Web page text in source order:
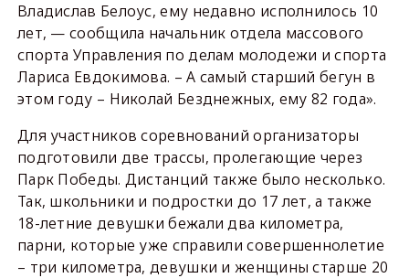
Владислав Белоус, ему недавно исполнилось 10
лет, — сообщила начальник отдела массового
спорта Управления по делам молодежи и спорта
Лариса Евдокимова. – А самый старший бегун в
этом году – Николай Безднежных, ему 82 года».
Для участников соревнований организаторы
подготовили две трассы, пролегающие через
Парк Победы. Дистанций также было несколько.
Так, школьники и подростки до 17 лет, а также
18-летние девушки бежали два километра,
парни, которые уже справили совершеннолетие
– три километра, девушки и женщины старше 20